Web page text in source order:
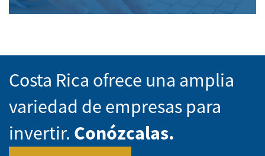
Costa Rica ofrece una amplia
variedad de empresas para
invertir. Conózcalas.